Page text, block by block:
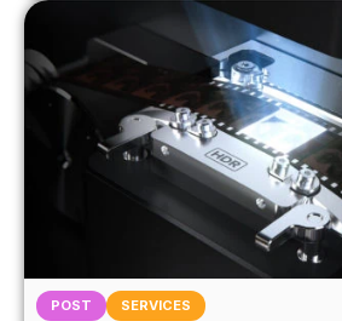
POST SERVICES